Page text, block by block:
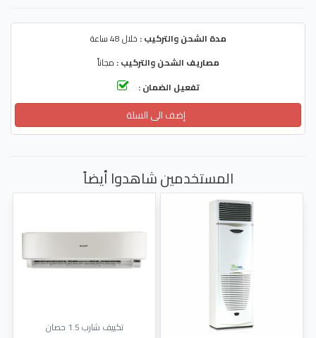
مدة الشحن والتركيب : خلال 48 ساعة
مصاريف الشحن والتركيب : مجاناً
تفعيل الضمان :
إضف الى السلة
المستخدمين شاهدوا أيضاً
تكييف شارب 1.5 حصان